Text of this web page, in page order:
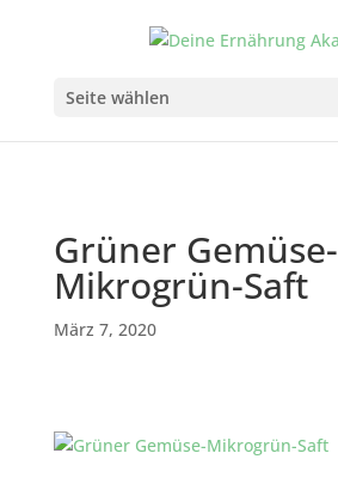
Seite wählen
Grüner Gemüse-
Mikrogrün-Saft
März 7, 2020